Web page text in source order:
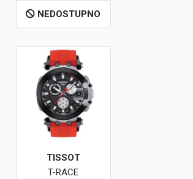
NEDOSTUPNO
TISSOT
T-RACE